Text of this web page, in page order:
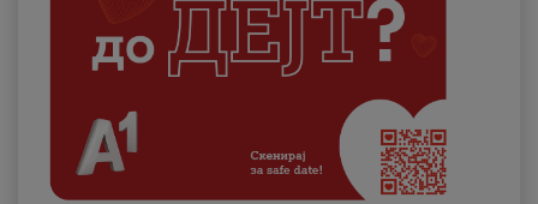
Деловни
Поддршка
Надополни кредит